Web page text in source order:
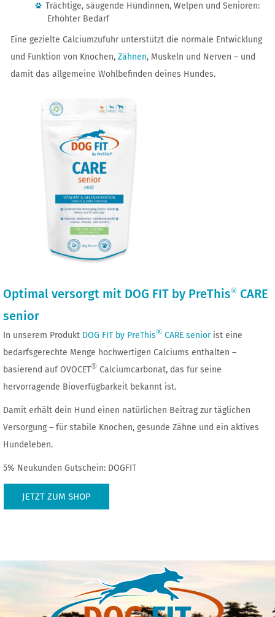
Trächtige, säugende Hündinnen, Welpen und Senioren:
Erhöhter Bedarf
Eine gezielte Calciumzufuhr unterstützt die normale Entwicklung
und Funktion von Knochen, Zähnen, Muskeln und Nerven – und
damit das allgemeine Wohlbefinden deines Hundes.
Optimal versorgt mit DOG FIT by PreThis®CARE
senior
In unserem Produkt DOG FIT by PreThis®CARE seniorist eine
bedarfsgerechte Menge hochwertigen Calciums enthalten –
basierend auf OVOCET®Calciumcarbonat, das für seine
hervorragende Bioverfügbarkeit bekannt ist.
Damit erhält dein Hund einen natürlichen Beitrag zur täglichen
Versorgung – für stabile Knochen, gesunde Zähne und ein aktives
Hundeleben.
5% Neukunden Gutschein: DOGFIT
JETZT ZUM SHOP